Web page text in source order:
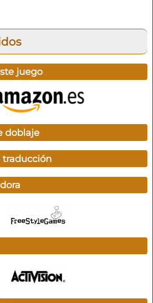
juego
doblaje
traducción